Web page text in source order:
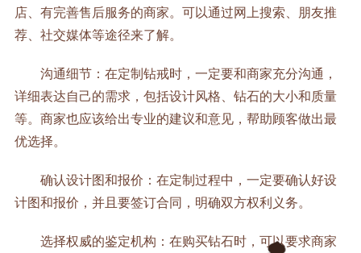
店、有完善售后服务的商家。可以通过网上搜索、朋友推
荐、社交媒体等途径来了解。
沟通细节：在定制钻戒时，一定要和商家充分沟通，
详细表达自己的需求，包括设计风格、钻石的大小和质量
等。商家也应该给出专业的建议和意见，帮助顾客做出最
优选择。
确认设计图和报价：在定制过程中，一定要确认好设
计图和报价，并且要签订合同，明确双方权利义务。
选择权威的鉴定机构：在购买钻石时，可以要求商家